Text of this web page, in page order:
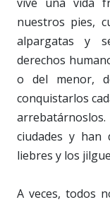
nuestros pies,
alpargatas y
derechos
o del menor,
conquistarlos
ciudades y han
liebres y los
A veces, todos